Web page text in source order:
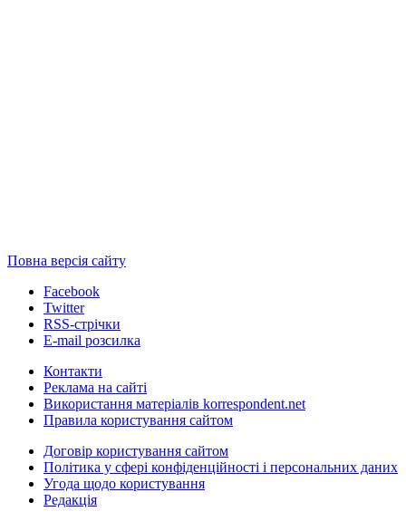
Повна версія сайту
Facebook
Twitter
RSS-стрічки
E-mail розсилка
Контакти
Реклама на сайті
Використання матеріалів korrespondent.net
Правила користування сайтом
Договір користування сайтом
Політика у сфері конфіденційності і персональних даних
Угода щодо користування
Редакція